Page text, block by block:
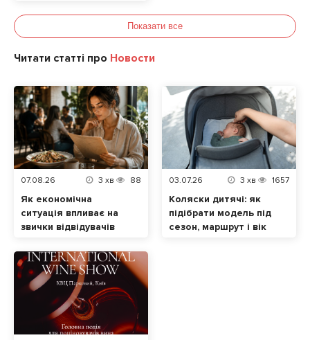
п’ятницю
Показати все
Читати статті про Новости
07.08.26 3 хв 88
Як економічна
ситуація впливає на
звички відвідувачів
03.07.26 3 хв 1657
Коляски дитячі: як
підібрати модель під
сезон, маршрут і вік